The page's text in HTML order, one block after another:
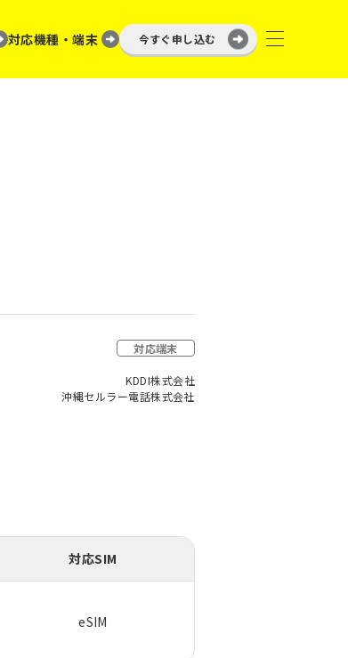
対応機種・端末 今すぐ申し込む
対応端末
KDDI株式会社
沖縄セルラー電話株式会社
対応SIM
eSIM